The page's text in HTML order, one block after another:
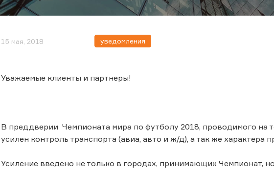
15 мая, 2018 уведомления
Уважаемые клиенты и партнеры!
В преддверии Чемпионата мира по футболу 2018, проводимого на
усилен контроль транспорта (авиа, авто и ж/д), а так же характера
Усиление введено не только в городах, принимающих Чемпионат,